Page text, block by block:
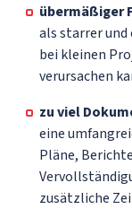
übermäßiger
als starrer
bei kleinen
verursachen
zu viel
eine
Pläne,
zusätzliche